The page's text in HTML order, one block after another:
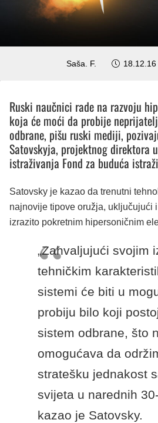
Saša. F. 18.12.16
Ruski naučnici rade na razvoju
koja će moći da probije
odbrane, pišu ruski mediji,
Satovskyja, projektnog direktora
istraživanja Fond za buduća
Satovsky je kazao da trenutni
najnovije tipove oružja, uključujući
izrazito pokretnim hipersoničnim
„Zahvaljujući svojim
tehničkim
sistemi će biti u
probiju bilo koji
sistem odbrane, što
omogućava da
stratešku jednakost
svijeta u narednih
kazao je Satovsky.